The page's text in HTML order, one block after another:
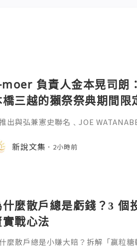
負責人金本晃司朗
橋三越的獺祭祭典期間限
属的東京銀器工匠一同參
出與弘兼憲史聯名﹑JOE
e-moer 旗下飾品及銀器品牌「
26 日（週三至週二）期間，在日本
新說文集 2小時前
什麼散戶總是虧錢？3 個
實戰心法
麼散戶總是小賺大賠？拆解「贏粒